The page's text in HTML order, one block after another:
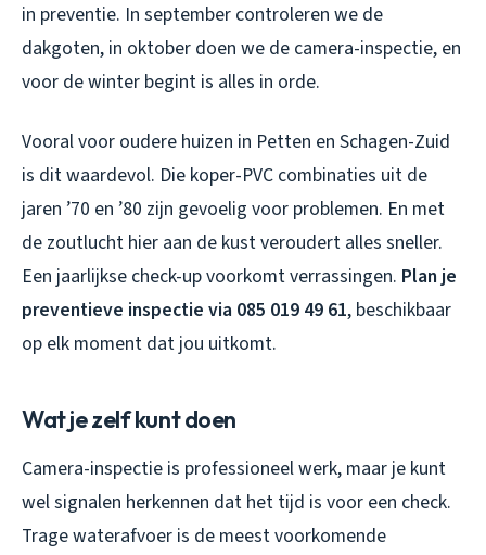
in preventie. In september controleren we de
dakgoten, in oktober doen we de camera-inspectie, en
voor de winter begint is alles in orde.
Vooral voor oudere huizen in Petten en Schagen-Zuid
is dit waardevol. Die koper-PVC combinaties uit de
jaren ’70 en ’80 zijn gevoelig voor problemen. En met
de zoutlucht hier aan de kust veroudert alles sneller.
Een jaarlijkse check-up voorkomt verrassingen. Plan je
preventieve inspectie via 085 019 49 61, beschikbaar
op elk moment dat jou uitkomt.
Wat je zelf kunt doen
Camera-inspectie is professioneel werk, maar je kunt
wel signalen herkennen dat het tijd is voor een check.
Trage waterafvoer is de meest voorkomende